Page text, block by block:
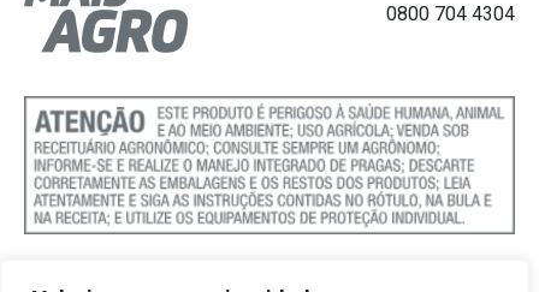
0800 704 4304